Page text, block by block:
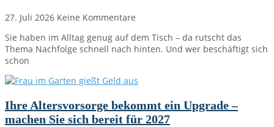
27. Juli 2026 Keine Kommentare
Sie haben im Alltag genug auf dem Tisch – da rutscht das
Thema Nachfolge schnell nach hinten. Und wer beschäftigt sich
schon
Ihre Altersvorsorge bekommt ein Upgrade –
machen Sie sich bereit für 2027